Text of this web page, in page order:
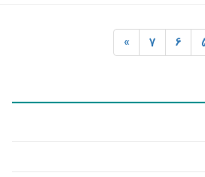
6
7
»